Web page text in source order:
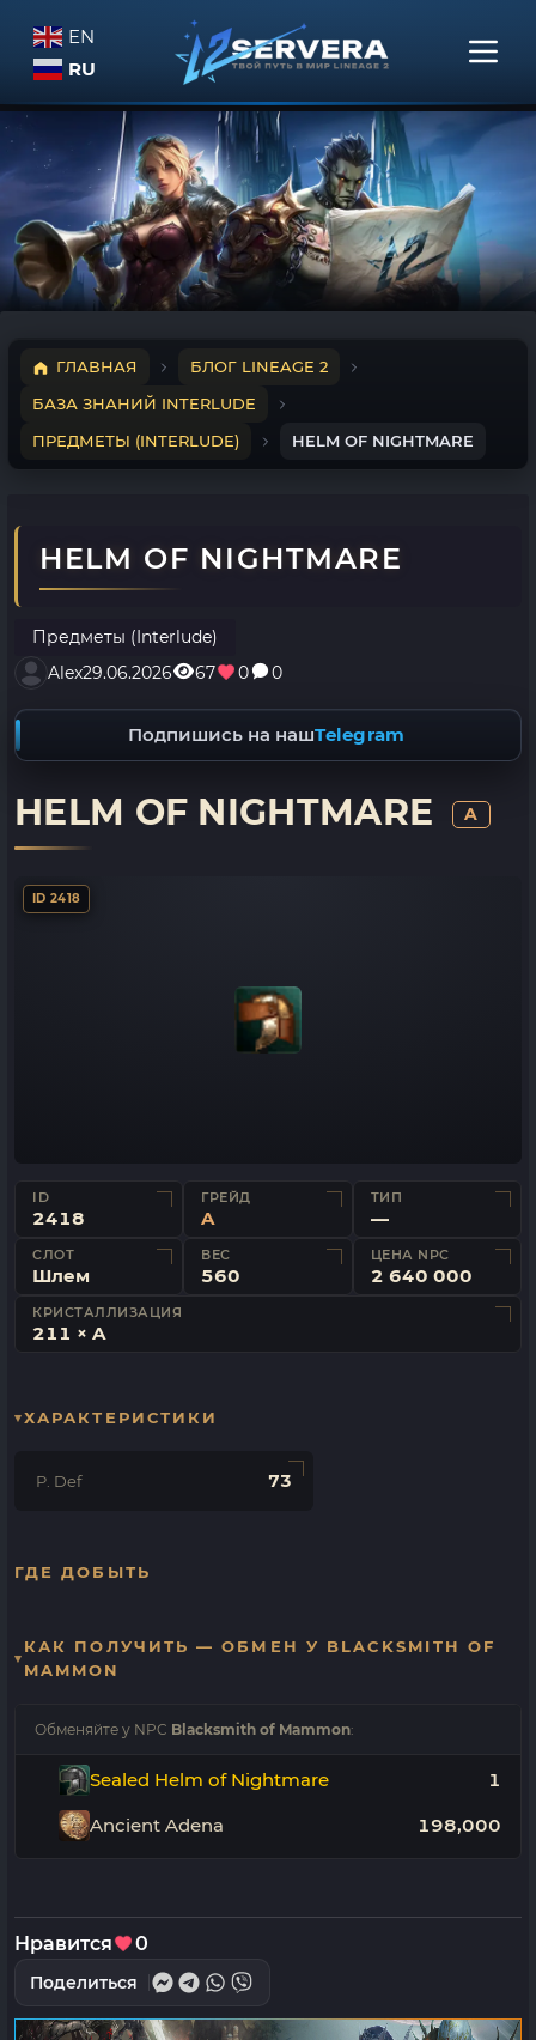
EN
RU
ГЛАВНАЯ
БЛОГ LINEAGE 2
БАЗА ЗНАНИЙ INTERLUDE
ПРЕДМЕТЫ (INTERLUDE)
HELM OF NIGHTMARE
HELM OF NIGHTMARE
Предметы (Interlude)
Alex29.06.2026 67 0 0
Подпишись на нашTelegram
HELM OF NIGHTMARE A
ID 2418
ID
2418
ГРЕЙД
A
ТИП
—
СЛОТ
Шлем
ВЕС
560
ЦЕНА NPC
2 640 000
КРИСТАЛЛИЗАЦИЯ
211 × A
ХАРАКТЕРИСТИКИ
P. Def 73
ГДЕ ДОБЫТЬ
КАК ПОЛУЧИТЬ — ОБМЕН У BLACKSMITH OF
MAMMON
Обменяйте у NPC Blacksmith of Mammon:
Sealed Helm of Nightmare 1
Ancient Adena 198,000
Нравится 0
Поделиться